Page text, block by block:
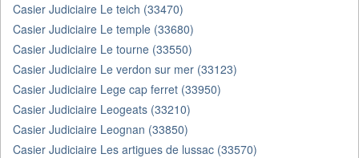
Casier Judiciaire Le teich (33470)
Casier Judiciaire Le temple (33680)
Casier Judiciaire Le tourne (33550)
Casier Judiciaire Le verdon sur mer (33123)
Casier Judiciaire Lege cap ferret (33950)
Casier Judiciaire Leogeats (33210)
Casier Judiciaire Leognan (33850)
Casier Judiciaire Les artigues de lussac (33570)